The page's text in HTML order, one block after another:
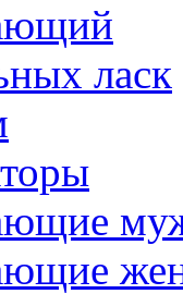
ласк